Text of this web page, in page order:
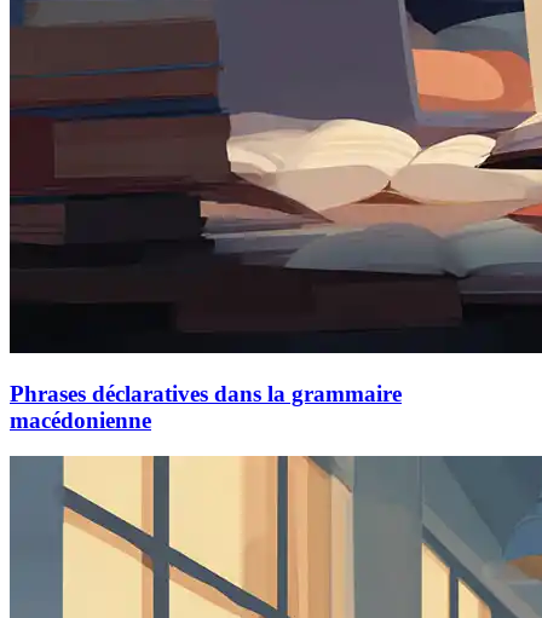
Phrases déclaratives dans la grammaire
macédonienne